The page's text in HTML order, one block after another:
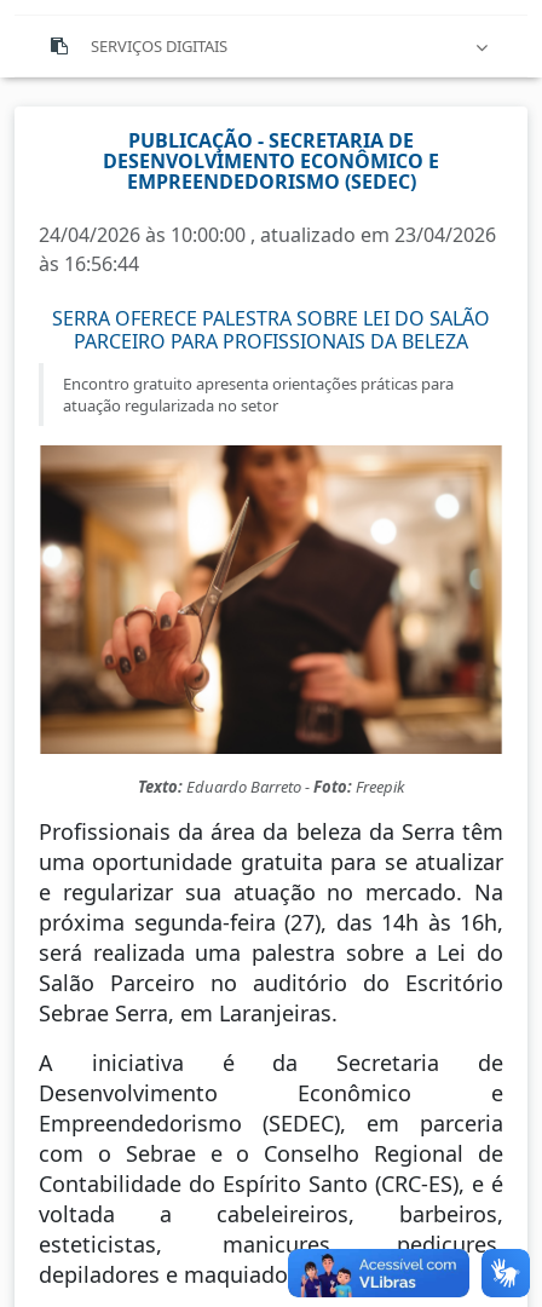
SERVIÇOS DIGITAIS
PUBLICAÇÃO - SECRETARIA DE
DESENVOLVIMENTO ECONÔMICO E
EMPREENDEDORISMO (SEDEC)
24/04/2026 às 10:00:00 , atualizado em 23/04/2026
às 16:56:44
SERRA OFERECE PALESTRA SOBRE LEI DO SALÃO
PARCEIRO PARA PROFISSIONAIS DA BELEZA
Encontro gratuito apresenta orientações práticas para
atuação regularizada no setor
Texto:Eduardo Barreto -Foto:Freepik
Profissionais da área da beleza da Serra têm
uma oportunidade gratuita para se atualizar
e regularizar sua atuação no mercado. Na
próxima segunda-feira (27), das 14h às 16h,
será realizada uma palestra sobre a Lei do
Salão Parceiro no auditório do Escritório
Sebrae Serra, em Laranjeiras.
A iniciativa é da Secretaria de
Desenvolvimento Econômico e
Empreendedorismo (SEDEC), em parceria
com o Sebrae e o Conselho Regional de
Contabilidade do Espírito Santo (CRC-ES), e é
voltada a cabeleireiros, barbeiros,
esteticistas, manicures, pedicures,
depiladores e maquiadores.